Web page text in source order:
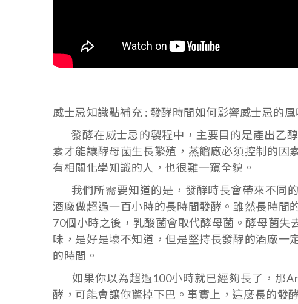
威士忌知識點補充 : 發酵時間如何影響威士忌的風
發酵在威士忌的製程中，主要目的是產出乙
素才能讓酵母菌生長繁殖，蒸餾廠必須控制的因
有相關化學知識的人，也很難一窺全貌。
我們所需要知道的是，發酵時長會帶來不同
酒廠做超過一百小時的長時間發酵。雖然長時間
70個小時之後，乳酸菌會取代酵母菌。酵母菌
味，是好是壞不知道，但是堅持長發酵的酒廠一
的時間。
如果你以為超過100小時就已經夠長了，那
酵，可能會讓你驚掉下巴。事實上，這麼長的發